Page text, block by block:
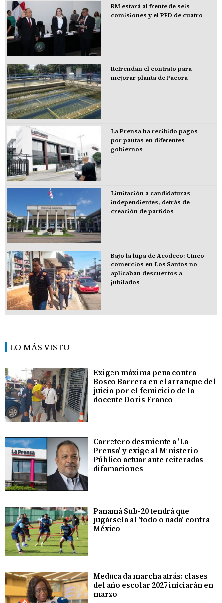
RM estará al frente de seis
comisiones y el PRD de cuatro
Refrendan el contrato para
mejorar planta de Pacora
La Prensa ha recibido pagos
por pautas en diferentes
gobiernos
Limitación a candidaturas
independientes, detrás de
creación de partidos
Bajo la lupa de Acodeco: Cinco
comercios en Los Santos no
aplicaban descuentos a
jubilados
LO MÁS VISTO
Exigen máxima pena contra
Bosco Barrera en el arranque del
juicio por el femicidio de la
docente Doris Franco
Carretero desmiente a 'La
Prensa' y exige al Ministerio
Público actuar ante reiteradas
difamaciones
Panamá Sub-20 tendrá que
jugársela al 'todo o nada' contra
México
Meduca da marcha atrás: clases
del año escolar 2027 iniciarán en
marzo